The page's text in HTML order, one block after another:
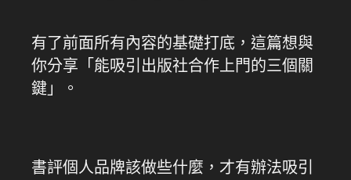
有了前面所有內容的基礎打底，這篇想與
你分享「能吸引出版社合作上門的三個關
鍵」。
書評個人品牌該做些什麼，才有辦法吸引